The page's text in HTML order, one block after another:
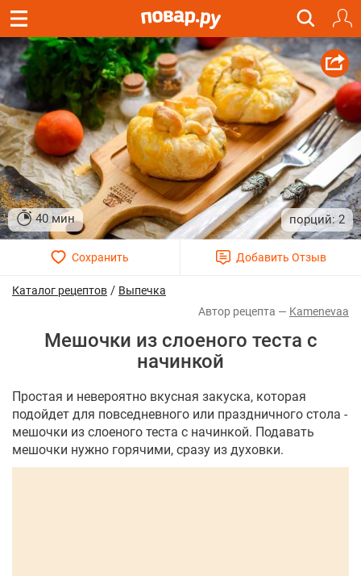
40 мин 2
Каталог рецептов / Выпечка
Kamenevaa
Мешочки из слоеного теста с
начинкой
Простая и невероятно вкусная закуска, которая
подойдет для повседневного или праздничного стола -
мешочки из слоеного теста с начинкой. Подавать
мешочки нужно горячими, сразу из духовки.